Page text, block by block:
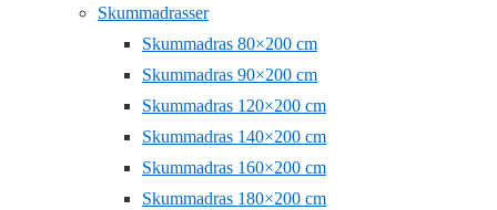
Skummadrasser
Skummadras 80×200 cm
Skummadras 90×200 cm
Skummadras 120×200 cm
Skummadras 140×200 cm
Skummadras 160×200 cm
Skummadras 180×200 cm